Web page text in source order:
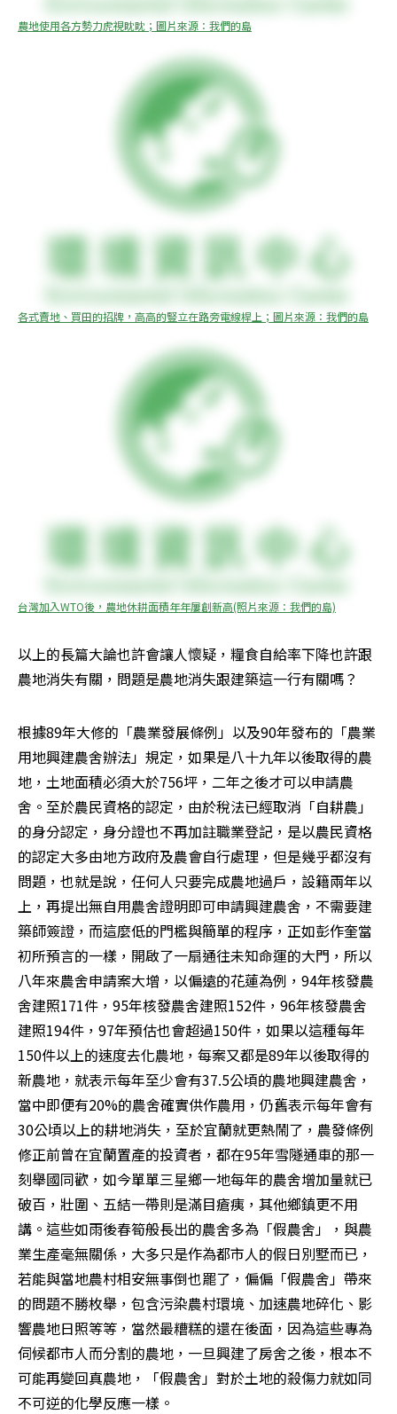
農地使用各方勢力虎視眈眈；圖片來源：我們的島
各式賣地、買田的招牌，高高的豎立在路旁電線桿上；圖片來源：我們的島
台灣加入WTO後，農地休耕面積年年屢創新高(照片來源：我們的島)
以上的長篇大論也許會讓人懷疑，糧食自給率下降也許跟
農地消失有關，問題是農地消失跟建築這一行有關嗎？
根據89年大修的「農業發展條例」以及90年發布的「農業
用地興建農舍辦法」規定，如果是八十九年以後取得的農
地，土地面積必須大於756坪，二年之後才可以申請農
舍。至於農民資格的認定，由於稅法已經取消「自耕農」
的身分認定，身分證也不再加註職業登記，是以農民資格
的認定大多由地方政府及農會自行處理，但是幾乎都沒有
問題，也就是說，任何人只要完成農地過戶，設籍兩年以
上，再提出無自用農舍證明即可申請興建農舍，不需要建
築師簽證，而這麼低的門檻與簡單的程序，正如彭作奎當
初所預言的一樣，開啟了一扇通往未知命運的大門，所以
八年來農舍申請案大增，以偏遠的花蓮為例，94年核發農
舍建照171件，95年核發農舍建照152件，96年核發農舍
建照194件，97年預估也會超過150件，如果以這種每年
150件以上的速度去化農地，每案又都是89年以後取得的
新農地，就表示每年至少會有37.5公頃的農地興建農舍，
當中即便有20%的農舍確實供作農用，仍舊表示每年會有
30公頃以上的耕地消失，至於宜蘭就更熱鬧了，農發條例
修正前曾在宜蘭置產的投資者，都在95年雪隧通車的那一
刻舉國同歡，如今單單三星鄉一地每年的農舍增加量就已
破百，壯圍、五結一帶則是滿目瘡痍，其他鄉鎮更不用
講。這些如雨後春筍般長出的農舍多為「假農舍」，與農
業生產毫無關係，大多只是作為都市人的假日別墅而已，
若能與當地農村相安無事倒也罷了，偏偏「假農舍」帶來
的問題不勝枚舉，包含污染農村環境、加速農地碎化、影
響農地日照等等，當然最糟糕的還在後面，因為這些專為
伺候都市人而分割的農地，一旦興建了房舍之後，根本不
可能再變回真農地，「假農舍」對於土地的殺傷力就如同
不可逆的化學反應一樣。